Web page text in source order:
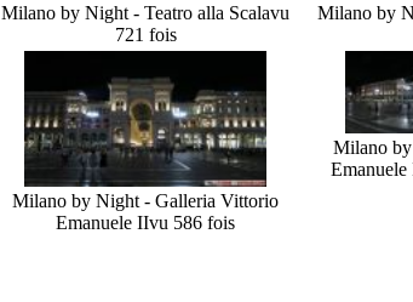
Milano by Night - Teatro alla Scalavu
721 fois
Milano by
Milano by Night - Galleria Vittorio
Emanuele IIvu 586 fois
Milano